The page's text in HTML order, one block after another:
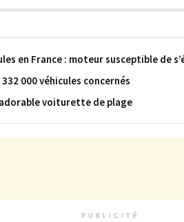
en France : moteur susceptible de
000 véhicules concernés
voiturette de plage
PUBLICITÉ